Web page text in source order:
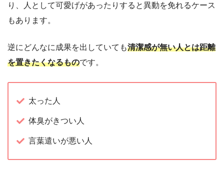
り、人として可愛げがあったりすると異動を免れるケース
もあります。
逆にどんなに成果を出していても清潔感が無い人とは距離
を置きたくなるものです。
太った人
体臭がきつい人
言葉遣いが悪い人